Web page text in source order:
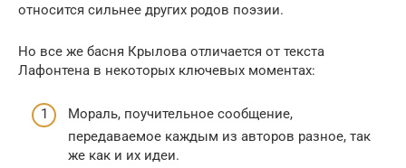
относится сильнее других родов поэзии.
Но все же басня Крылова отличается от текста
Лафонтена в некоторых ключевых моментах:
Мораль, поучительное сообщение,
передаваемое каждым из авторов разное, так
же как и их идеи.